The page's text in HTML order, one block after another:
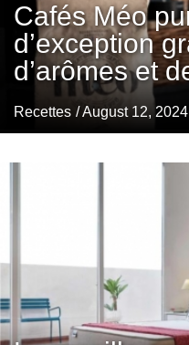
Cafés Méo
d’exception
d’arômes et
Recettes / August 12, 2024